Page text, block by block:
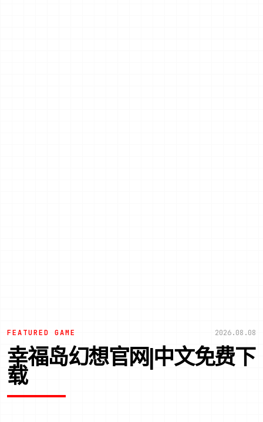
FEATURED GAME 2026.08.08
幸福岛幻想官网|中文免费下
载